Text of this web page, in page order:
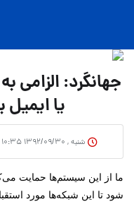
جهانگرد: الزامی
یا
شنبه , ۱۳۹۲/۰۹/۳۰ ۱۰:۳۵
ما از این سیستم‌ها حمایت
شود تا این شبکه‌ها مورد